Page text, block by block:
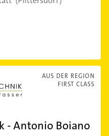
AUS DER REGION
FIRST CLASS
- Antonio Boiano